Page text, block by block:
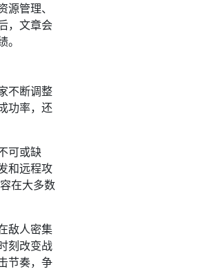
管理、
，文章会
不断调整
功率，还
可或缺
和远程攻
在大多数
敌人密集
刻改变战
节奏，争